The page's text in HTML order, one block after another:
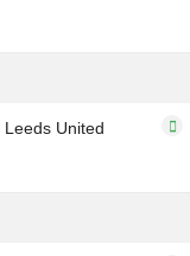
Leeds United